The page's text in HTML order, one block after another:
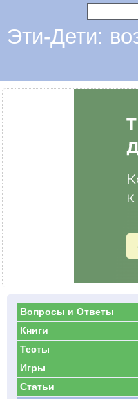
Эти-Дети:
Вопросы и Ответы
Книги
Тесты
Игры
Статьи